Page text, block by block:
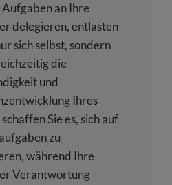
Aufgaben an Ihre
delegieren, entlasten
sich selbst, sondern
die
und
Ihres
schaffen Sie es, sich auf
zu
während Ihre
Verantwortung